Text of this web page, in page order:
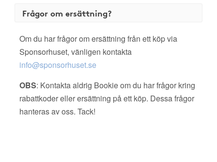
Frågor om ersättning?
Om du har frågor om ersättning från ett köp via
Sponsorhuset, vänligen kontakta
info@sponsorhuset.se
OBS: Kontakta aldrig Bookie om du har frågor kring
rabattkoder eller ersättning på ett köp. Dessa frågor
hanteras av oss. Tack!